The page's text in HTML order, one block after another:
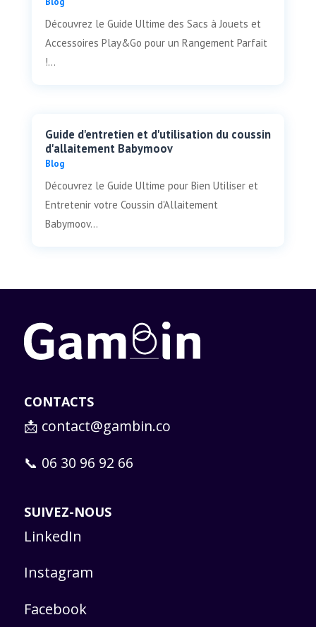
Découvrez le Guide Ultime des Sacs à Jouets et
Accessoires Play&Go pour un Rangement Parfait
!...
Guide d'entretien et d'utilisation du coussin
d'allaitement Babymoov
Blog
Découvrez le Guide Ultime pour Bien Utiliser et
Entretenir votre Coussin d'Allaitement
Babymoov...
CONTACTS
📩 contact@gambin.co
📞 06 30 96 92 66
SUIVEZ-NOUS
LinkedIn
Instagram
Facebook